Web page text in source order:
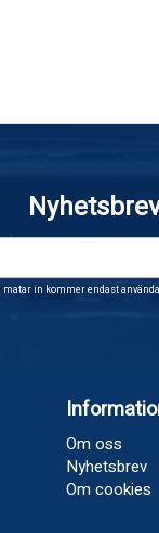
matar in kommer endast
Om oss
Nyhetsbrev
Om cookies